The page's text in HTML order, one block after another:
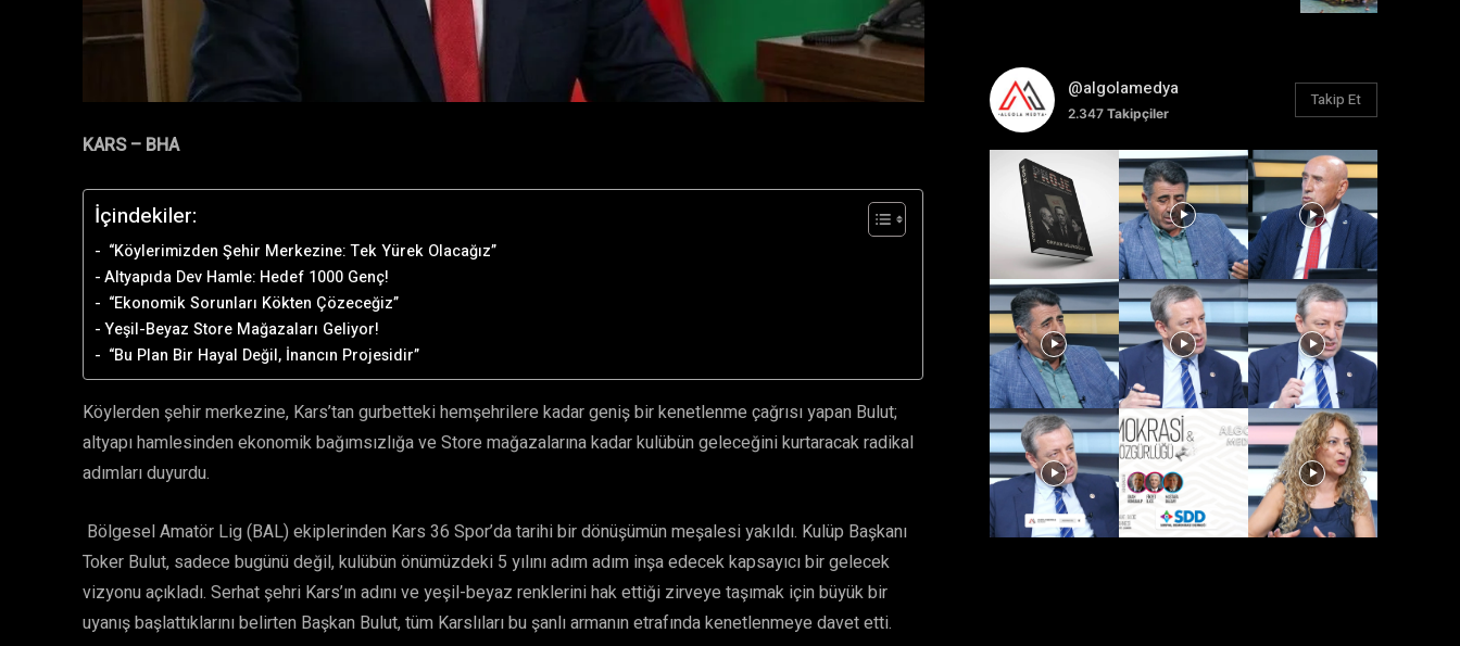
KARS – BHA
İçindekiler:
“Köylerimizden Şehir Merkezine: Tek Yürek Olacağız”
Altyapıda Dev Hamle: Hedef 1000 Genç!
“Ekonomik Sorunları Kökten Çözeceğiz”
Yeşil-Beyaz Store Mağazaları Geliyor!
“Bu Plan Bir Hayal Değil, İnancın Projesidir”
Köylerden şehir merkezine, Kars’tan gurbetteki hemşehrilere kadar geniş bir kenetlenme çağrısı yapan Bulut;
altyapı hamlesinden ekonomik bağımsızlığa ve Store mağazalarına kadar kulübün geleceğini kurtaracak radikal
adımları duyurdu.
Bölgesel Amatör Lig (BAL) ekiplerinden Kars 36 Spor’da tarihi bir dönüşümün meşalesi yakıldı. Kulüp Başkanı
Toker Bulut, sadece bugünü değil, kulübün önümüzdeki 5 yılını adım adım inşa edecek kapsayıcı bir gelecek
vizyonu açıkladı. Serhat şehri Kars’ın adını ve yeşil-beyaz renklerini hak ettiği zirveye taşımak için büyük bir
uyanış başlattıklarını belirten Başkan Bulut, tüm Karslıları bu şanlı armanın etrafında kenetlenmeye davet etti.
@algolamedya
2.347Takipçiler
Takip Et